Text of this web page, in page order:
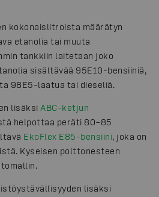
kokonaislitroista määrätyn
etanolia tai muuta
tankkiin laitetaan joko
sisältävää 95E10-bensiiniä,
98E5-laatua tai dieseliä.
lisäksi ABC-ketjun
helpottaa peräti 80–85
EkoFlex E85-bensiini, joka on
Kyseisen polttonesteen
lisäksi